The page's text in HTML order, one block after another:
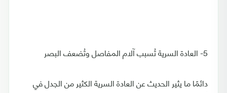
5- العادة السرية تُسبب آلام المفاصل وتُضعف البصر
دائمًا ما يثير الحديث عن العادة السرية الكثير من الجدل في